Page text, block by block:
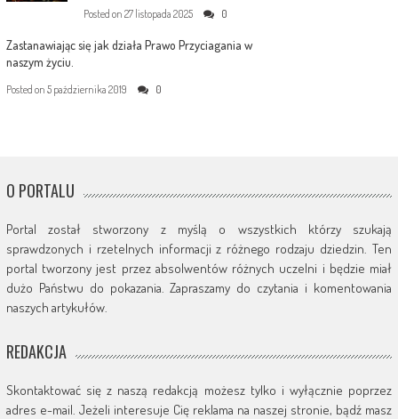
Posted on 27 listopada 2025 0
Zastanawiając się jak działa Prawo Przyciagania w
naszym życiu.
Posted on 5 października 2019 0
O PORTALU
Portal został stworzony z myślą o wszystkich którzy szukają
sprawdzonych i rzetelnych informacji z różnego rodzaju dziedzin. Ten
portal tworzony jest przez absolwentów różnych uczelni i będzie miał
dużo Państwu do pokazania. Zapraszamy do czytania i komentowania
naszych artykułów.
REDAKCJA
Skontaktować się z naszą redakcją możesz tylko i wyłącznie poprzez
adres e-mail. Jeżeli interesuje Cię reklama na naszej stronie, bądź masz